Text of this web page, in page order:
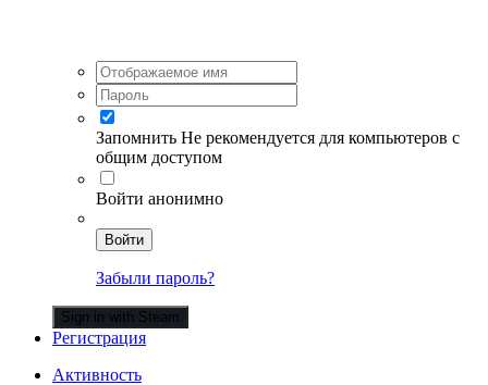
Запомнить Не рекомендуется для компьютеров с
общим доступом
Войти анонимно
Войти
Забыли пароль?
Sign in with Steam
Регистрация
Активность